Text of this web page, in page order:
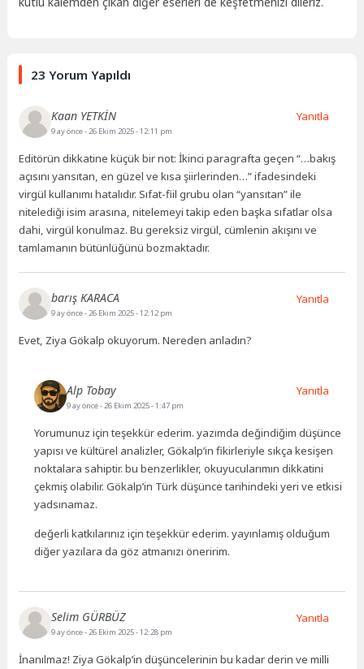
23 Yorum Yapıldı
Kaan YETKİN
9 ay önce- 26 Ekim 2025 - 12:11 pm
Editörün dikkatine küçük bir not: İkinci paragrafta geçen “…bakış
açısını yansıtan, en güzel ve kısa şiirlerinden…” ifadesindeki
virgül kullanımı hatalıdır. Sıfat-fiil grubu olan “yansıtan” ile
nitelediği isim arasına, nitelemeyi takip eden başka sıfatlar olsa
dahi, virgül konulmaz. Bu gereksiz virgül, cümlenin akışını ve
tamlamanın bütünlüğünü bozmaktadır.
Yanıtla
barış KARACA
9 ay önce- 26 Ekim 2025 - 12:12 pm
Evet, Ziya Gökalp okuyorum. Nereden anladın?
Yanıtla
Alp Tobay
9 ay önce- 26 Ekim 2025 - 1:47 pm
Yorumunuz için teşekkür ederim. yazımda değindiğim düşünce
yapısı ve kültürel analizler, Gökalp’in fikirleriyle sıkça kesişen
noktalara sahiptir. bu benzerlikler, okuyucularımın dikkatini
çekmiş olabilir. Gökalp’in Türk düşünce tarihindeki yeri ve etkisi
yadsınamaz.
değerli katkılarınız için teşekkür ederim. yayınlamış olduğum
diğer yazılara da göz atmanızı öneririm.
Yanıtla
Selim GÜRBÜZ
9 ay önce- 26 Ekim 2025 - 12:28 pm
İnanılmaz! Ziya Gökalp’in düşüncelerinin bu kadar derin ve milli
Yanıtla